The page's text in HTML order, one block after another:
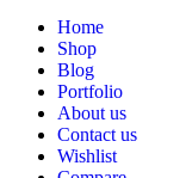
Home
Shop
Blog
Portfolio
About us
Contact us
Wishlist